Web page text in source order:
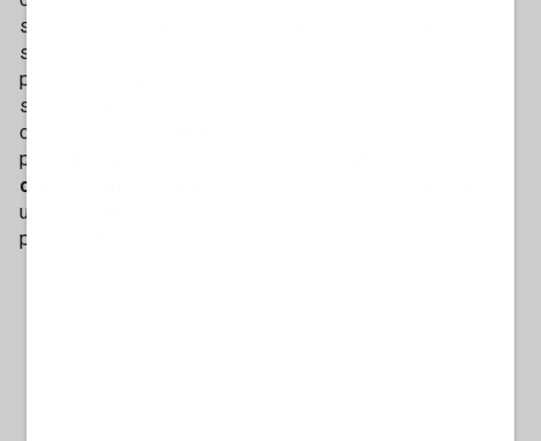
sui canali social (con contenuti su Instagram e X),
spiegando come riconoscere i messaggi falsi e invitando i
passeggeri a non cliccare sui link contenuti negli sms
sospetti". ATM ha già "segnalato il fenomeno alle autorità
competenti e sporto denuncia alla Polizia postale". In
parallelo l'azienda "ha messo in atto
cybersecurity
utenti, contribuendo alla disattivazione del link utilizzato
per la truffa".